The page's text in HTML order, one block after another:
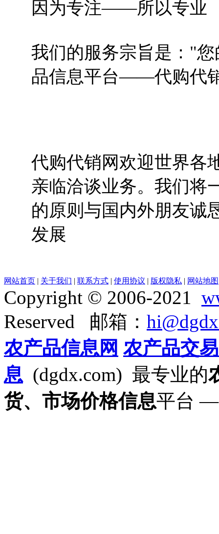
因为专注——所以专业
我们的服务宗旨是："
品信息平台——代购代
代购代销网欢迎世界各
亲临洽谈业务。我们将
的原则与国内外朋友诚
发展
网站首页 | 关于我们 | 联系方式 | 使用协议 | 版权隐私 | 网站地图
Copyright © 2006-2021
Reserved 邮箱：
农产品信息网 农产品交
息 (dgdx.com) 最专业的
货、市场价格信息平台